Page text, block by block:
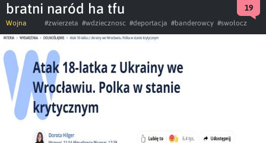
bratni naród ha tfu 19
Wojna #zwierzeta #wdziecznosc #deportacja #banderowcy #swołocz